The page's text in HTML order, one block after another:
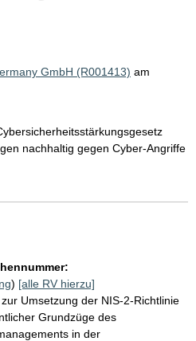
GmbH (R001413) am
nachhaltig gegen Cyber-Angriffe
) [alle RV hierzu]
Umsetzung der NIS-2-Richtlinie
Grundzüge des
in der